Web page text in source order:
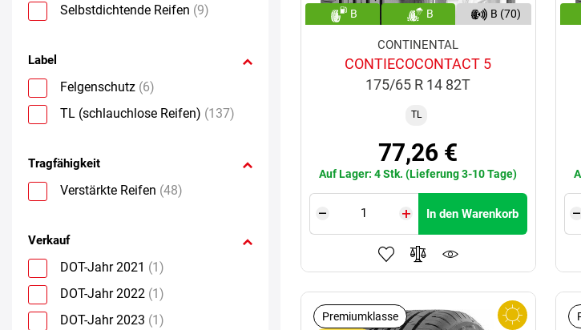
Selbstdichtende Reifen (9)
Label
Felgenschutz (6)
TL (schlauchlose Reifen) (137)
Tragfähigkeit
Verstärkte Reifen (48)
Verkauf
DOT-Jahr 2021 (1)
DOT-Jahr 2022 (1)
DOT-Jahr 2023 (1)
B B B (70)
CONTINENTAL
CONTIECOCONTACT 5
175/65 R 14 82T
TL
77,26 €
Auf Lager: 4 Stk. (Lieferung 3-10 Tage)
In den Warenkorb
Premiumklasse